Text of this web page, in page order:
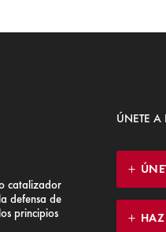
catalizador
defensa de
principios
ÚNETE A